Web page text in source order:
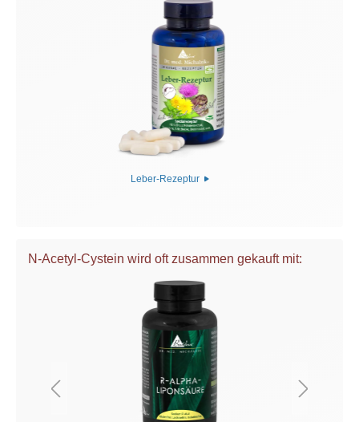
Leber-Rezeptur
N-Acetyl-Cystein wird oft zusammen gekauft mit: